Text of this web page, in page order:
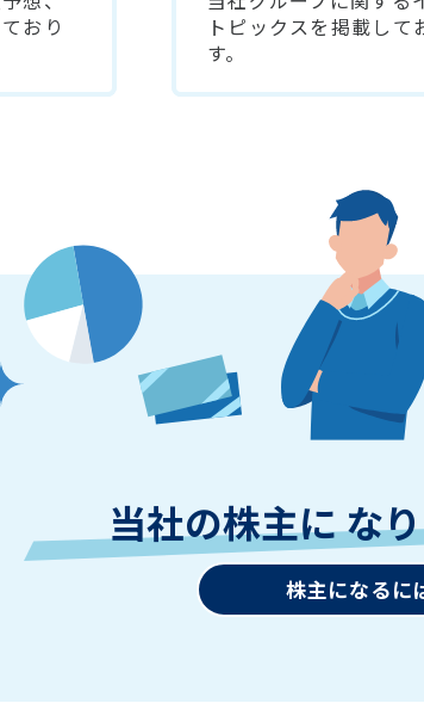
おり
トピックスを掲載して
す。
当社の株主に な
株主になるに